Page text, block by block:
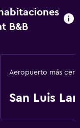
B&B
Aeropuerto más
San Luis